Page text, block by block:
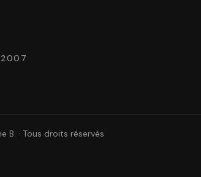
2007
B. · Tous droits réservés